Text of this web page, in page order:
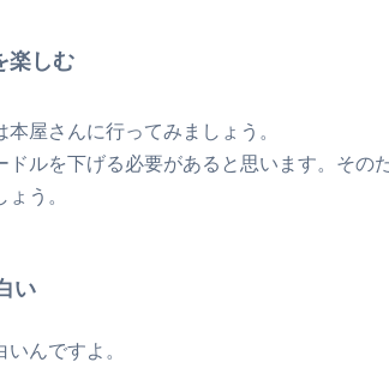
楽しむ
屋さんに行ってみましょう。
ドルを下げる必要があると思います。その
う。
い
んですよ。